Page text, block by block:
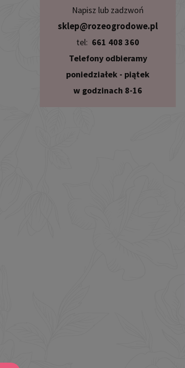
Napisz lub zadzwoń
sklep@rozeogrodowe.pl
tel: 661 408 360
Telefony odbieramy
poniedziałek - piątek
w godzinach 8-16